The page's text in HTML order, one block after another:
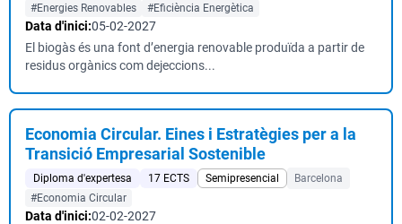
#Energies Renovables
#Eficiència Energètica
Data d'inici:05-02-2027
El biogàs és una font d’energia renovable produïda a partir de
residus orgànics com dejeccions...
Economia Circular. Eines i Estratègies per a la
Transició Empresarial Sostenible
Diploma d'expertesa 17 ECTS Semipresencial
Barcelona
#Economia Circular
Data d'inici:02-02-2027